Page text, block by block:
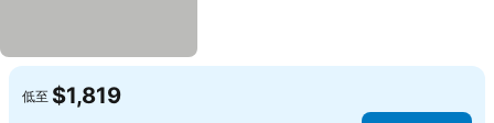
低至 $1,819